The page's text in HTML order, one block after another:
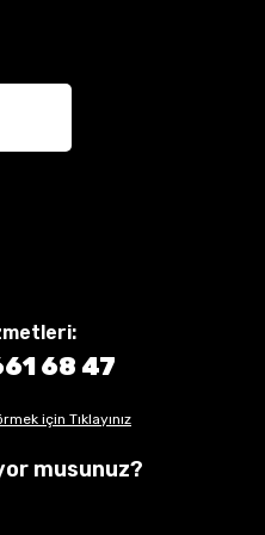
68 47
için Tıklayınız
musunuz?